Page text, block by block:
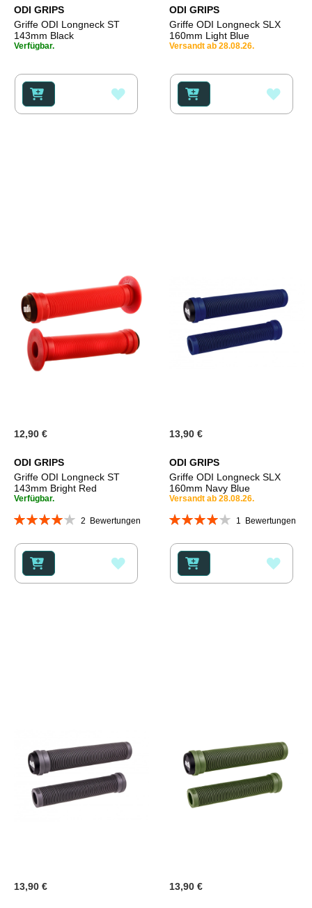
ODI GRIPS
Griffe ODI Longneck ST
143mm Black
Verfügbar.
WUNSCHLISTE
ODI GRIPS
Griffe ODI Longneck SLX
160mm Light Blue
Versandt ab 28.08.26.
12,90 €
ODI GRIPS
Griffe ODI Longneck ST
143mm Bright Red
Verfügbar.
Bewertung:
2 Bewertungen
WUNSCHLISTE
13,90 €
ODI GRIPS
Griffe ODI Longneck SLX
160mm Navy Blue
Versandt ab 28.08.26.
Bewertung:
1 Bewertungen
13,90 € 13,90 €